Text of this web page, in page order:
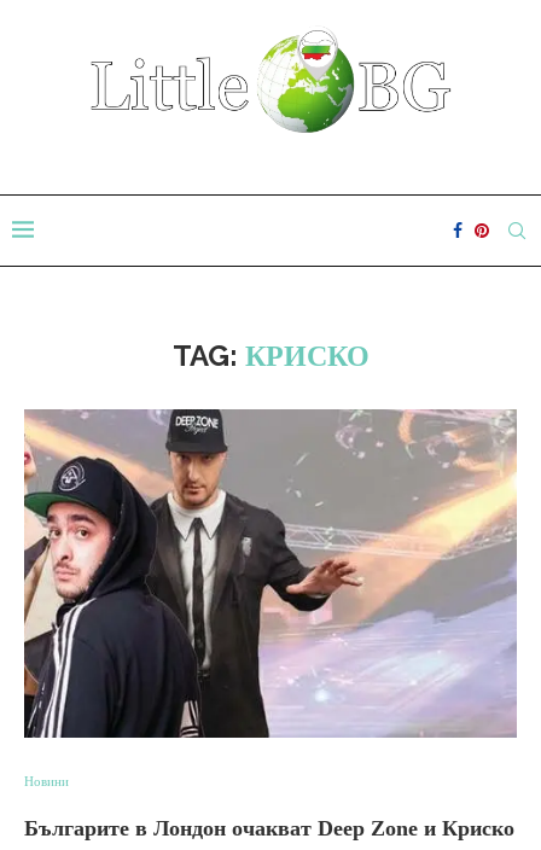
TAG: КРИСКО
Новини
Българите в Лондон очакват Deep Zone и Криско